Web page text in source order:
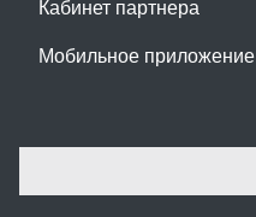
Кабинет партнера
Мобильное приложение